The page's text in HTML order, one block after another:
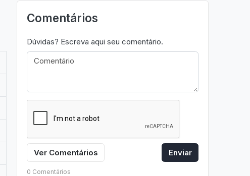
Comentários
Dúvidas? Escreva aqui seu comentário.
Ver Comentários Enviar
0 Comentários